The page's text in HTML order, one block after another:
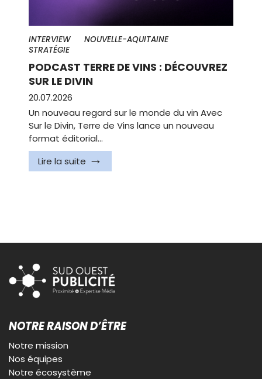
INTERVIEW
NOUVELLE-AQUITAINE
STRATÉGIE
PODCAST TERRE DE VINS : DÉCOUVREZ
SUR LE DIVIN
20.07.2026
Un nouveau regard sur le monde du vin Avec
Sur le Divin, Terre de Vins lance un nouveau
format éditorial…
Lire la suite
NOTRE RAISON D’ÊTRE
Notre mission
Nos équipes
Notre écosystème